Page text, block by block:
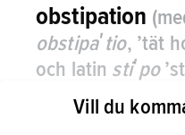
obstipation
obstipaʹtio, ’tät
och latin stiʹpo
’sammanpacka’)
förstoppning.
Vill du